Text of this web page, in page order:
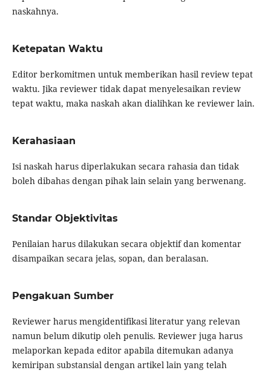
naskahnya.
Ketepatan Waktu
Editor berkomitmen untuk memberikan hasil review tepat
waktu. Jika reviewer tidak dapat menyelesaikan review
tepat waktu, maka naskah akan dialihkan ke reviewer lain.
Kerahasiaan
Isi naskah harus diperlakukan secara rahasia dan tidak
boleh dibahas dengan pihak lain selain yang berwenang.
Standar Objektivitas
Penilaian harus dilakukan secara objektif dan komentar
disampaikan secara jelas, sopan, dan beralasan.
Pengakuan Sumber
Reviewer harus mengidentifikasi literatur yang relevan
namun belum dikutip oleh penulis. Reviewer juga harus
melaporkan kepada editor apabila ditemukan adanya
kemiripan substansial dengan artikel lain yang telah